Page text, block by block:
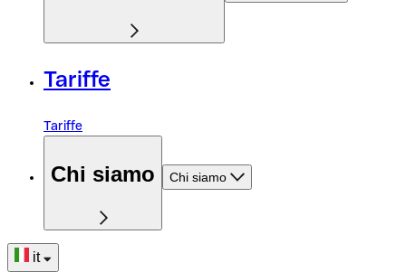
Tariffe
Tariffe
Chi siamo Chi siamo
it